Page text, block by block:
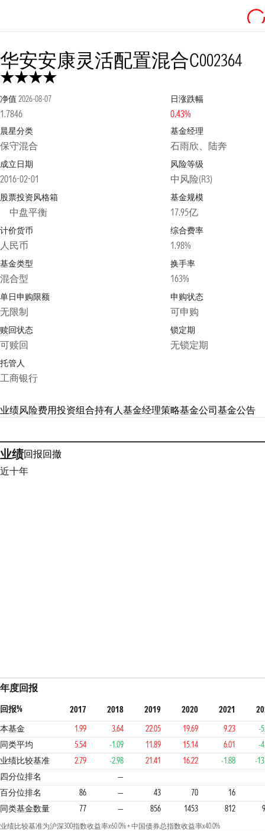
华安安康灵活配置混合C002364
净值 2026-08-07
1.7846
日涨跌幅
0.43%
晨星分类
保守混合
基金经理
石雨欣、陆奔
成立日期
2016-02-01
风险等级
中风险(R3)
股票投资风格箱
中盘平衡
基金规模
17.95亿
计价货币
人民币
综合费率
1.98%
基金类型
混合型
换手率
163%
单日申购限额
无限制
申购状态
可申购
赎回状态
可赎回
锁定期
无锁定期
托管人
工商银行
业绩风险费用投资组合持有人基金经理策略基金公司基金公告
业绩回报回撤
近十年
年度回报
回报% 2017 2018 2019 2020 2021
本基金
1.99 3.64 22.05 19.69 9.23
-
同类平均
5.54 -1.09 11.89 15.14 6.01
-
业绩比较基准
2.79 -2.98 21.41 16.22 -1.88
-
四分位排名
4
—
2 3 1 3
百分位排名 86 — 43 70
16
同类基金数量
77 — 856 1453 812
业绩比较基准为沪深300指数收益率x60.0% + 中国债券总指数收益率x40.0%